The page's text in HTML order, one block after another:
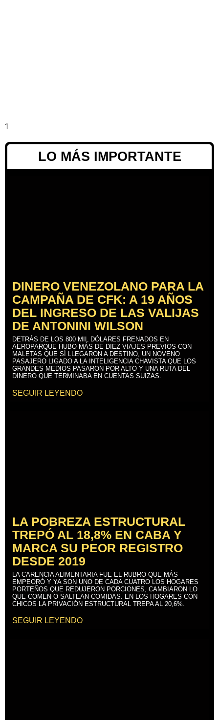
LO MÁS IMPORTANTE
DINERO VENEZOLANO PARA LA
CAMPAÑA DE CFK: A 19 AÑOS
DEL INGRESO DE LAS VALIJAS
DE ANTONINI WILSON
DETRÁS DE LOS 800 MIL DÓLARES FRENADOS EN
AEROPARQUE HUBO MÁS DE DIEZ VIAJES PREVIOS CON
MALETAS QUE SÍ LLEGARON A DESTINO, UN NOVENO
PASAJERO LIGADO A LA INTELIGENCIA CHAVISTA QUE LOS
GRANDES MEDIOS PASARON POR ALTO Y UNA RUTA DEL
DINERO QUE TERMINABA EN CUENTAS SUIZAS.
SEGUIR LEYENDO
LA POBREZA ESTRUCTURAL
TREPÓ AL 18,8% EN CABA Y
MARCA SU PEOR REGISTRO
DESDE 2019
LA CARENCIA ALIMENTARIA FUE EL RUBRO QUE MÁS
EMPEORÓ Y YA SON UNO DE CADA CUATRO LOS HOGARES
PORTEÑOS QUE REDUJERON PORCIONES, CAMBIARON LO
QUE COMEN O SALTEAN COMIDAS. EN LOS HOGARES CON
CHICOS LA PRIVACIÓN ESTRUCTURAL TREPA AL 20,6%.
SEGUIR LEYENDO